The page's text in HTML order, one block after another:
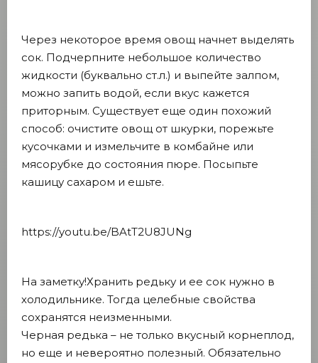
Через некоторое время овощ начнет выделять
сок. Подчерпните небольшое количество
жидкости (буквально ст.л.) и выпейте залпом,
можно запить водой, если вкус кажется
приторным. Существует еще один похожий
способ: очистите овощ от шкурки, порежьте
кусочками и измельчите в комбайне или
мясорубке до состояния пюре. Посыпьте
кашицу сахаром и ешьте.
https://youtu.be/BAtT2U8JUNg
На заметку!Хранить редьку и ее сок нужно в
холодильнике. Тогда целебные свойства
сохранятся неизменными.
Черная редька – не только вкусный корнеплод,
но еще и невероятно полезный. Обязательно